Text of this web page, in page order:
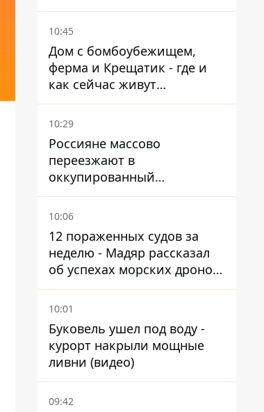
Казахстане, Узбекистане
10:45
Дом с бомбоубежищем,
ферма и Крещатик - где и
как сейчас живут
украинские знаменитости
10:29
Россияне массово
переезжают в
оккупированный
Мариуполь, а местных
оставляют без жилья
10:06
12 пораженных судов за
неделю - Мадяр рассказал
об успехах морских дронов
в Черном и Азовском морях
10:01
Буковель ушел под воду -
курорт накрыли мощные
ливни (видео)
09:42